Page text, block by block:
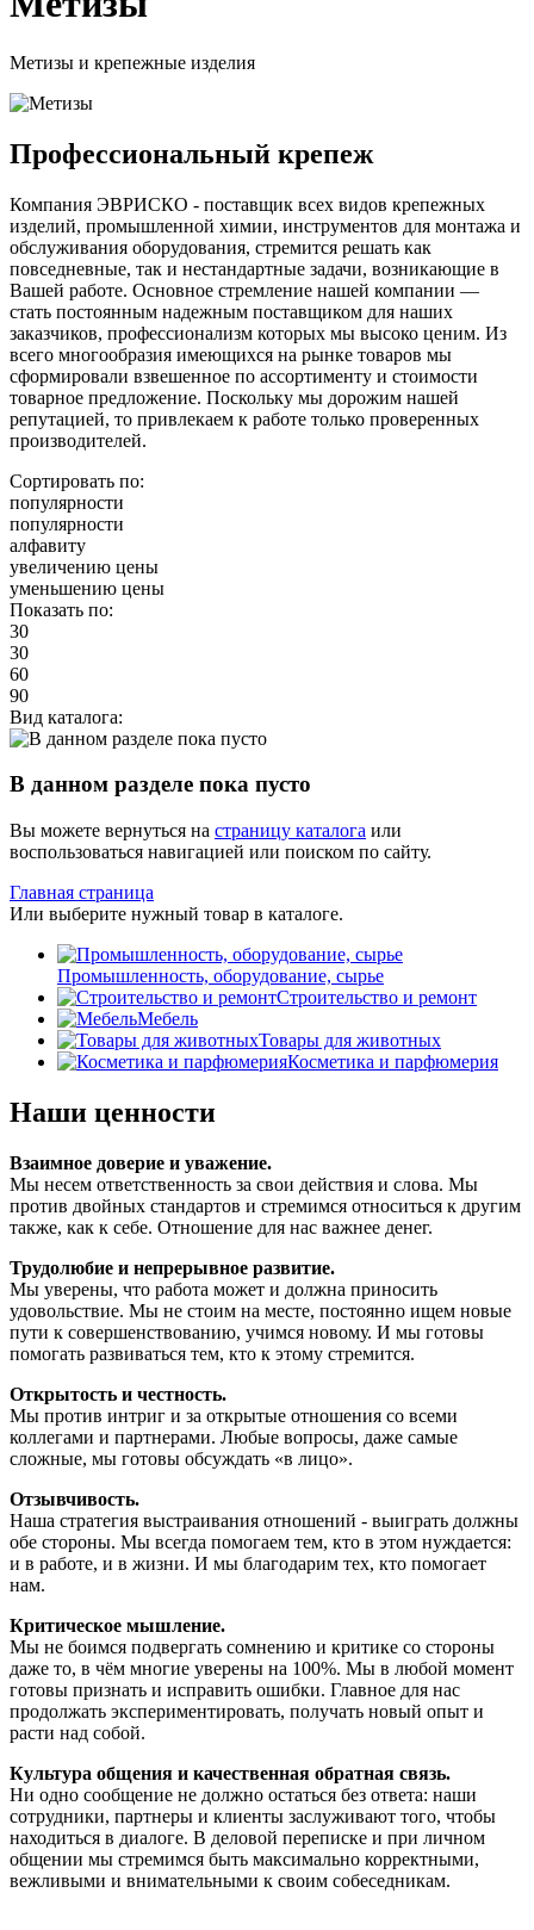
Метизы и крепежные изделия
Профессиональный крепеж
Компания ЭВРИСКО - поставщик всех видов крепежных
изделий, промышленной химии, инструментов для монтажа и
обслуживания оборудования, стремится решать как
повседневные, так и нестандартные задачи, возникающие в
Вашей работе. Основное стремление нашей компании —
стать постоянным надежным поставщиком для наших
заказчиков, профессионализм которых мы высоко ценим. Из
всего многообразия имеющихся на рынке товаров мы
сформировали взвешенное по ассортименту и стоимости
товарное предложение. Поскольку мы дорожим нашей
репутацией, то привлекаем к работе только проверенных
производителей.
Сортировать по:
популярности
популярности
алфавиту
увеличению цены
уменьшению цены
Показать по:
30
30
60
90
Вид каталога:
В данном разделе пока пусто
Вы можете вернуться на страницу каталога или
воспользоваться навигацией или поиском по сайту.
Главная страница
Или выберите нужный товар в каталоге.
Промышленность, оборудование, сырье
Строительство и ремонт
Мебель
Товары для животных
Косметика и парфюмерия
Наши ценности
Взаимное доверие и уважение.
Мы несем ответственность за свои действия и слова. Мы
против двойных стандартов и стремимся относиться к другим
также, как к себе. Отношение для нас важнее денег.
Трудолюбие и непрерывное развитие.
Мы уверены, что работа может и должна приносить
удовольствие. Мы не стоим на месте, постоянно ищем новые
пути к совершенствованию, учимся новому. И мы готовы
помогать развиваться тем, кто к этому стремится.
Открытость и честность.
Мы против интриг и за открытые отношения со всеми
коллегами и партнерами. Любые вопросы, даже самые
сложные, мы готовы обсуждать «в лицо».
Отзывчивость.
Наша стратегия выстраивания отношений - выиграть должны
обе стороны. Мы всегда помогаем тем, кто в этом нуждается:
и в работе, и в жизни. И мы благодарим тех, кто помогает
нам.
Критическое мышление.
Мы не боимся подвергать сомнению и критике со стороны
даже то, в чём многие уверены на 100%. Мы в любой момент
готовы признать и исправить ошибки. Главное для нас
продолжать экспериментировать, получать новый опыт и
расти над собой.
Культура общения и качественная обратная связь.
Ни одно сообщение не должно остаться без ответа: наши
сотрудники, партнеры и клиенты заслуживают того, чтобы
находиться в диалоге. В деловой переписке и при личном
общении мы стремимся быть максимально корректными,
вежливыми и внимательными к своим собеседникам.